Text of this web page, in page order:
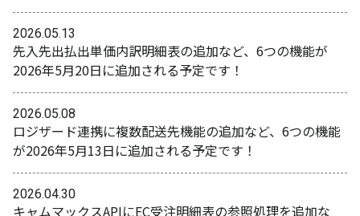
2026.05.13
先入先出払出単価内訳明細表の追加など、6つの機能が
2026年5月20日に追加される予定です！
2026.05.08
ロジザード連携に複数配送先機能の追加など、6つの機能
が2026年5月13日に追加される予定です！
2026.04.30
キャムマックスAPIにEC受注明細表の参照処理を追加な